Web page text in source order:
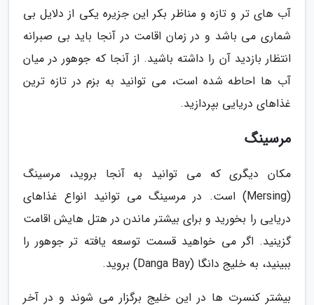
آب های تر و تازه و مناظر بکر این جزیره یکی از دلایل بی
شماری می باشد و در زمان اقامت در آنجا باید بی صبرانه
انتظار بازدید آن را داشته باشید. از آنجا که جوهور در میان
آب ها احاطه شده است، می توانید به بزم در تازه ترین
غذاهای دریایی بپردازید.
مرسینگ
مکان دیگری که می توانید به آنجا بروید، مرسینگ
(Mersing) است. در مرسینگ می توانید انواع غذاهای
دریایی را بخورید و برای بیشتر ماندن در هتل هایش اقامت
گزینید. اگر می خواهید قسمت توسعه یافته تر جوهور را
ببینید، به خلیج دانگا (Danga Bay) بروید.
بیشتر کنسرت ها در این خلیج برگزار می شوند و در آخر